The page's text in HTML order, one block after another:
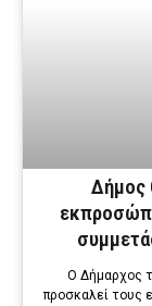
Δήμος
O Δήμαρχος
προσκαλεί τους